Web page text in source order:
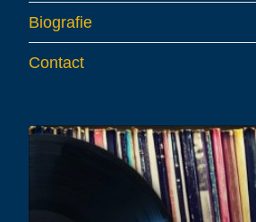
Biografie
Contact
Audiospeler